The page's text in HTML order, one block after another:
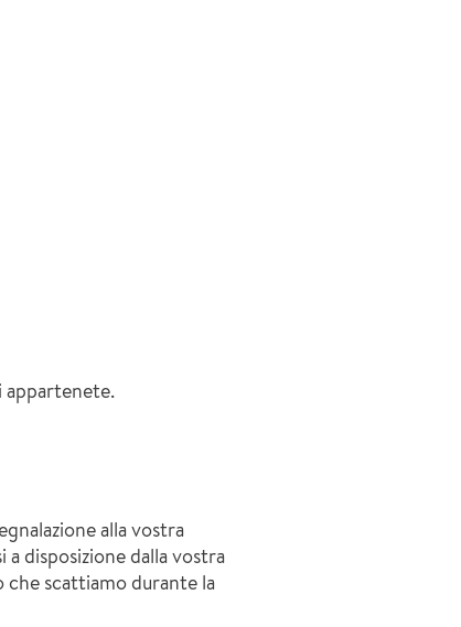
appartenete.
alla vostra
disposizione dalla vostra
che scattiamo durante la